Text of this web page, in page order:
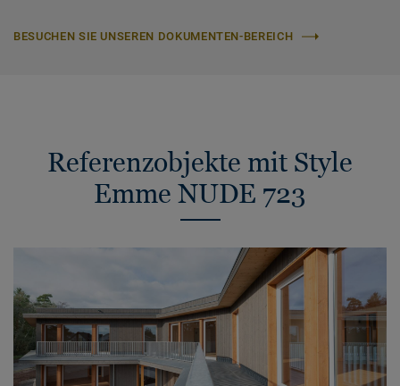
BESUCHEN SIE UNSEREN DOKUMENTEN-BEREICH
Referenzobjekte mit Style
Emme NUDE 723